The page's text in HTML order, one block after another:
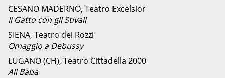
CESANO MADERNO, Teatro Excelsior
Il Gatto con gli Stivali
SIENA, Teatro dei Rozzi
Omaggio a Debussy
LUGANO (CH), Teatro Cittadella 2000
Alì Baba